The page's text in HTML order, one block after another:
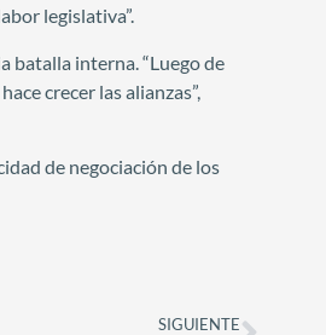
legislativa”.
batalla interna. “Luego de
crecer las alianzas”,
de negociación de los
SIGUIENTE